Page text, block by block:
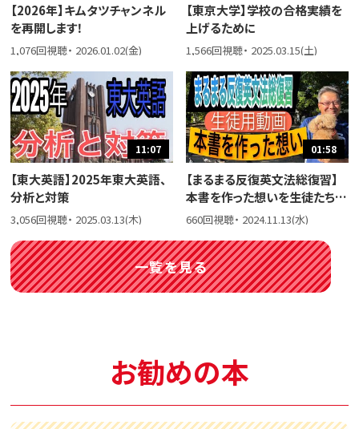
【2026年】キムタツチャンネル
を再開します！
1,076回視聴・ 2026.01.02(金)
【東京大学】学校の合格実績を
上げるために
1,566回視聴・ 2025.03.15(土)
11:07
【東大英語】2025年東大英語、
分析と対策
3,056回視聴・ 2025.03.13(木)
01:58
【まるまる反復英文法総復習】
本書を作った想いを生徒たちに
話しました。
660回視聴・ 2024.11.13(水)
一覧を見る
お勧めの本